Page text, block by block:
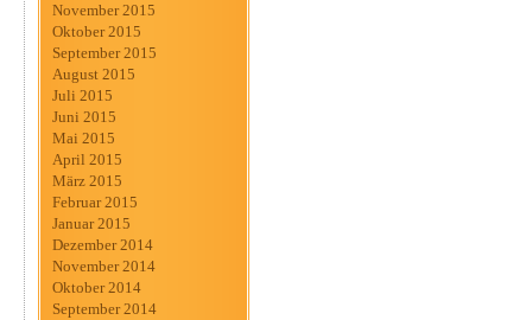
November 2015
Oktober 2015
September 2015
August 2015
Juli 2015
Juni 2015
Mai 2015
April 2015
März 2015
Februar 2015
Januar 2015
Dezember 2014
November 2014
Oktober 2014
September 2014